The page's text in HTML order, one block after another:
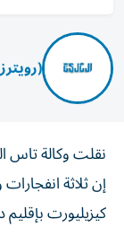
نقلت وكالة ‌تاس
إن ثلاثة
كيزيليورت